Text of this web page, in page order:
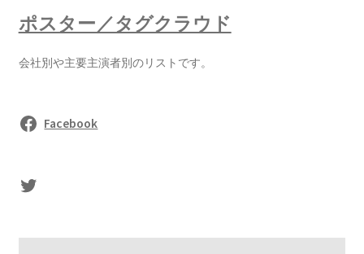
ポスター／タグクラウド
会社別や主要主演者別のリストです。
Facebook
sasaki's Twitter